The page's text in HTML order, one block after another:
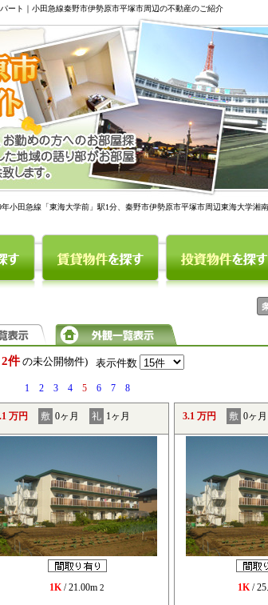
ート｜小田急線秦野市伊勢原市平塚市周辺の不動産のご紹介
小田急線「東海大学前」駅1分、秦野市伊勢原市平塚市周辺東海大学
2件の未公開物件) 表示件数
1 2 3 4 5 6 7 8
万円 敷 0ヶ月 礼 1ヶ月
1K/ 21.00m 2
3.1 万円 敷 0ヶ月
1K/